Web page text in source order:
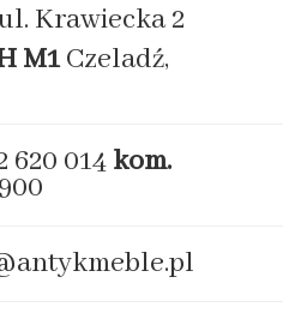
Krawiecka 2
M1Czeladź,
620 014 kom.